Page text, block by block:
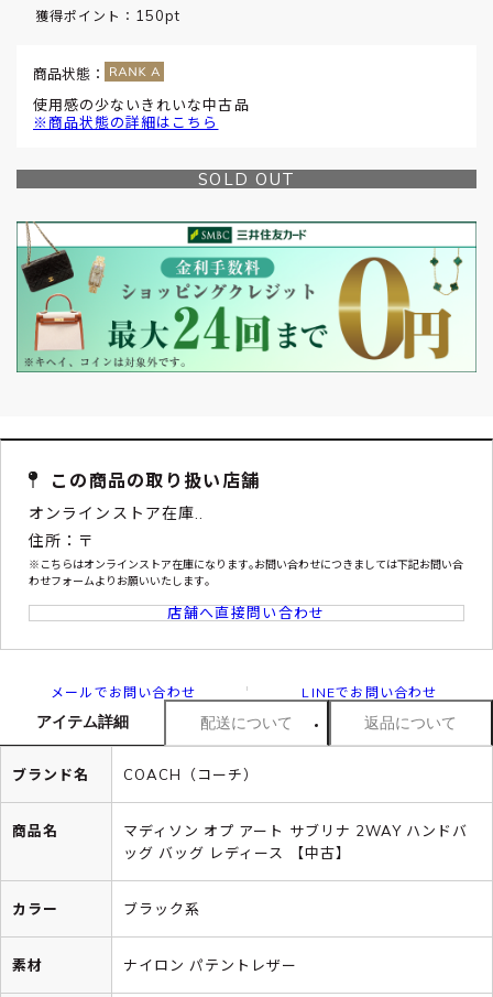
獲得ポイント： 150pt
商品状態：
使用感の少ないきれいな中古品
※商品状態の詳細はこちら
SOLD OUT
この商品の取り扱い店舗
オンラインストア在庫..
住所：〒
※こちらはオンラインストア在庫になります｡お問い合わせにつきましては下記お問い合
わせフォームよりお願いいたします｡
店舗へ直接問い合わせ
メールでお問い合わせ LINEでお問い合わせ
アイテム詳細 配送について 返品について
ブランド名 COACH（コーチ）
商品名
マディソン オプ アート サブリナ 2WAY ハンドバ
ッグ バッグ レディース 【中古】
カラー ブラック系
素材 ナイロン パテントレザー